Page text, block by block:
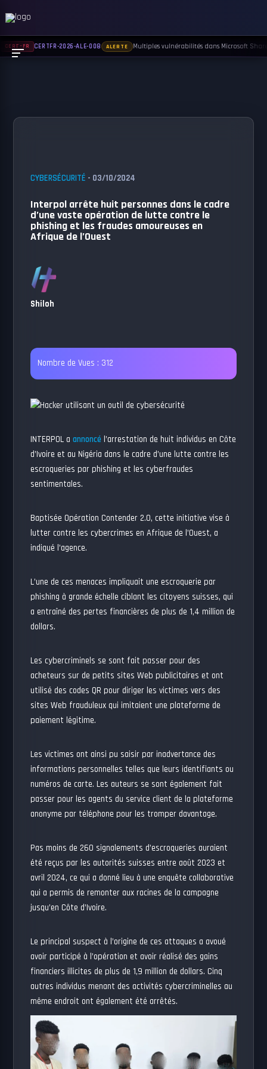
CYBERSÉCURITÉ - 03/10/2024
Interpol arrête huit personnes dans le cadre
d’une vaste opération de lutte contre le
phishing et les fraudes amoureuses en
Afrique de l’Ouest
Shiloh
Nombre de Vues : 312
INTERPOL aannoncé l’arrestation de huit individus en Côte
d’Ivoire et au Nigéria dans le cadre d’une lutte contre les
escroqueries par phishing et les cyberfraudes
sentimentales.
Baptisée Opération Contender 2.0, cette initiative vise à
lutter contre les cybercrimes en Afrique de l’Ouest, a
indiqué l’agence.
L’une de ces menaces impliquait une escroquerie par
phishing à grande échelle ciblant les citoyens suisses, qui
a entraîné des pertes financières de plus de 1,4 million de
dollars.
Les cybercriminels se sont fait passer pour des
acheteurs sur de petits sites Web publicitaires et ont
utilisé des codes QR pour diriger les victimes vers des
sites Web frauduleux qui imitaient une plateforme de
paiement légitime.
Les victimes ont ainsi pu saisir par inadvertance des
informations personnelles telles que leurs identifiants ou
numéros de carte. Les auteurs se sont également fait
passer pour les agents du service client de la plateforme
anonyme par téléphone pour les tromper davantage.
Pas moins de 260 signalements d’escroqueries auraient
été reçus par les autorités suisses entre août 2023 et
avril 2024, ce qui a donné lieu à une enquête collaborative
qui a permis de remonter aux racines de la campagne
jusqu’en Côte d’Ivoire.
Le principal suspect à l’origine de ces attaques a avoué
avoir participé à l’opération et avoir réalisé des gains
financiers illicites de plus de 1,9 million de dollars. Cinq
autres individus menant des activités cybercriminelles au
même endroit ont également été arrêtés.
CERT-FR CERTFR-2026-ALE-008 ALERTE Multiples vulnérabilités dans Microsoft